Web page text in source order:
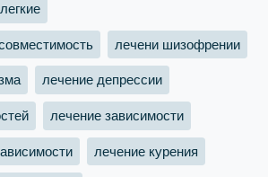
легкие
лечени шизофрении
лечение депрессии
лечение зависимости
лечение курения